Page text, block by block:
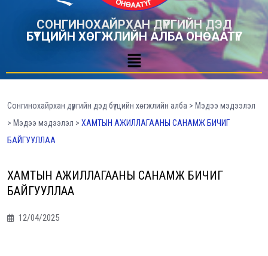
СОНГИНОХАЙРХАН ДҮҮРГИЙН ДЭД
БҮТЦИЙН ХӨГЖЛИЙН АЛБА ОНӨААТҮГ
Сонгинохайрхан дүүргийн дэд бүтцийн хөгжлийн алба > Мэдээ мэдээлэл
> Мэдээ мэдээлэл > ХАМТЫН АЖИЛЛАГААНЫ САНАМЖ БИЧИГ
БАЙГУУЛЛАА
ХАМТЫН АЖИЛЛАГААНЫ САНАМЖ БИЧИГ
БАЙГУУЛЛАА
12/04/2025